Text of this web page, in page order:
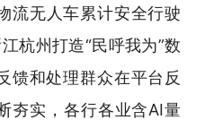
流无人车累计安全行驶
杭州打造“民呼我为”数
馈和处理群众在平台反
夯实，各行各业含AI量